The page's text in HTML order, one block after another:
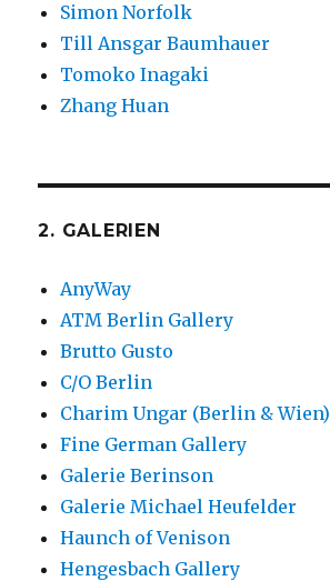
Simon Norfolk
Till Ansgar Baumhauer
Tomoko Inagaki
Zhang Huan
2. GALERIEN
AnyWay
ATM Berlin Gallery
Brutto Gusto
C/O Berlin
Charim Ungar (Berlin & Wien)
Fine German Gallery
Galerie Berinson
Galerie Michael Heufelder
Haunch of Venison
Hengesbach Gallery